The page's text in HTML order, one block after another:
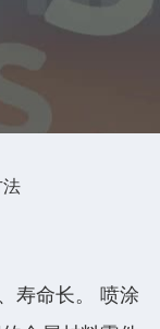
法
寿命长。 喷涂